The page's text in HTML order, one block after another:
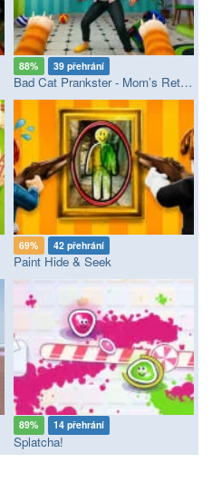
88% 39 přehrání
Bad Cat Prankster - Mom’s Return
69% 42 přehrání
Paint Hide & Seek
89% 14 přehrání
Splatcha!